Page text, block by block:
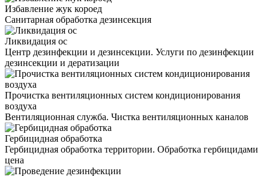
Избавление жук короед
Санитарная обработка дезинсекция
Ликвидация ос
Центр дезинфекции и дезинсекции. Услуги по дезинфекции
дезинсекции и дератизации
Прочистка вентиляционных систем кондиционирования
воздуха
Вентиляционная служба. Чистка вентиляционных каналов
Гербицидная обработка
Гербицидная обработка территории. Обработка гербицидами
цена